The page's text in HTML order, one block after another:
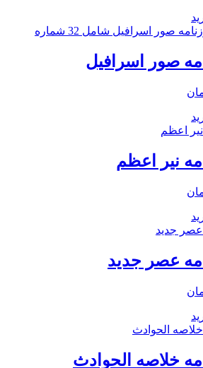
صور اسرافیل
نیر اعظم
عصر جدید
خلاصه الحوادث